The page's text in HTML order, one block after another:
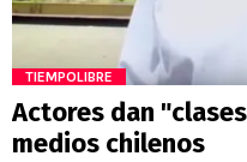
TIEMPOLIBRE
Actores dan
medios chilenos